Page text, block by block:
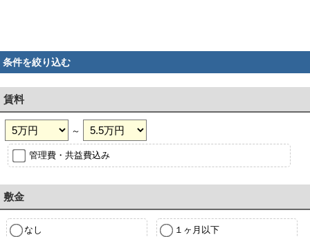
条件を絞り込む
賃料
～
管理費・共益費込み
敷金
なし １ヶ月以下